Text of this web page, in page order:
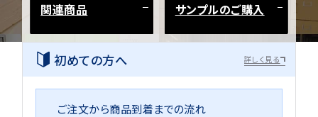
関連商品 サンプルのご購入
初めての方へ 詳しく見る
ご注文から商品到着までの流れ